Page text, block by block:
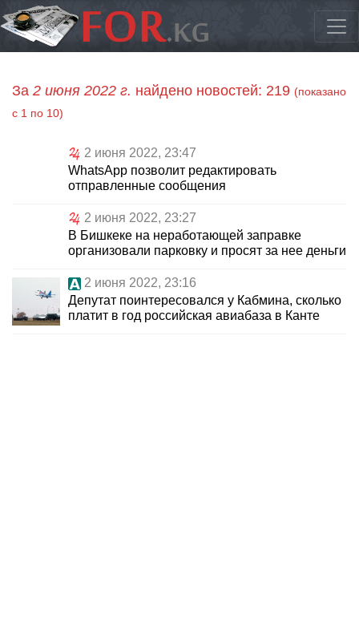
За 2 июня 2022 г. найдено новостей: 219 (показано
с 1 по 10)
2 июня 2022, 23:47
WhatsApp позволит редактировать
отправленные сообщения
2 июня 2022, 23:27
В Бишкеке на неработающей заправке
организовали парковку и просят за нее деньги
2 июня 2022, 23:16
Депутат поинтересовался у Кабмина, сколько
платит в год российская авиабаза в Канте